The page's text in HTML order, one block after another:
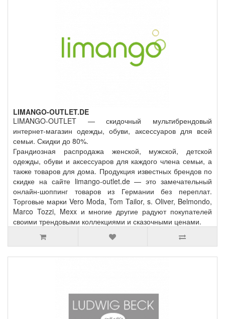
LIMANGO-OUTLET.DE
LIMANGO-OUTLET — скидочный мультибрендовый
интернет-магазин одежды, обуви, аксессуаров для всей
семьи. Скидки до 80%.
Грандиозная распродажа женской, мужской, детской
одежды, обуви и аксессуаров для каждого члена семьи, а
также товаров для дома. Продукция известных брендов по
скидке на сайте limango-outlet.de — это замечательный
онлайн-шоппинг товаров из Германии без переплат.
Торговые марки Vero Moda, Tom Tailor, s. Oliver, Belmondo,
Marco Tozzi, Mexx и многие другие радуют покупателей
своими трендовыми коллекциями и сказочными ценами.